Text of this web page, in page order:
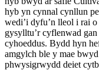
hyb yn cynnal cynllun
wedi’i dyfu’n lleol i rai
gysylltu’r cyflenwad
cyhoeddus. Bydd hyn
amgylch ble y mae
phwysigrwydd deiet